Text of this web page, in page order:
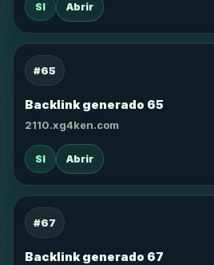
SI Abrir
#65
Backlink generado 65
2110.xg4ken.com
SI Abrir
#67
Backlink generado 67